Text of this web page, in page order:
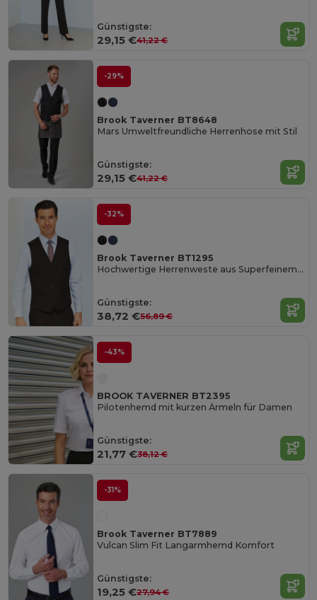
Günstigste:
29,15 €41,22 €
-29%
Brook Taverner BT8648
Mars Umweltfreundliche Herrenhose mit Stil
Günstigste:
29,15 €41,22 €
-32%
Brook Taverner BT1295
Hochwertige Herrenweste aus Superfeinem Polyester
Günstigste:
38,72 €56,89 €
-43%
BROOK TAVERNER BT2395
Pilotenhemd mit kurzen Ärmeln für Damen
Günstigste:
21,77 €38,12 €
-31%
Brook Taverner BT7889
Vulcan Slim Fit Langarmhemd Komfort
Günstigste:
19,25 €27,94 €